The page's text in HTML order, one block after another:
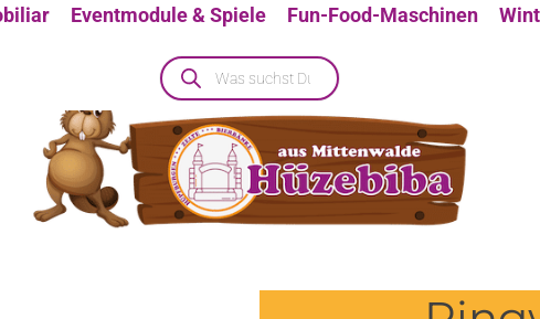
Eventmodule & Spiele Fun-Food-Maschinen